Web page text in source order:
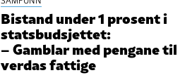
Bistand under 1 prosent i
statsbudsjettet:
– Gamblar med pengane til
verdas fattige